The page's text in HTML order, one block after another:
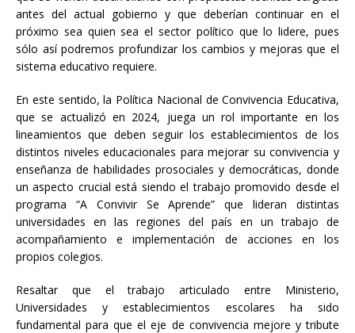
antes del actual gobierno y que deberían continuar en el
próximo sea quien sea el sector político que lo lidere, pues
sólo así podremos profundizar los cambios y mejoras que el
sistema educativo requiere.
En este sentido, la Política Nacional de Convivencia Educativa,
que se actualizó en 2024, juega un rol importante en los
lineamientos que deben seguir los establecimientos de los
distintos niveles educacionales para mejorar su convivencia y
enseñanza de habilidades prosociales y democráticas, donde
un aspecto crucial está siendo el trabajo promovido desde el
programa “A Convivir Se Aprende” que lideran distintas
universidades en las regiones del país en un trabajo de
acompañamiento e implementación de acciones en los
propios colegios.
Resaltar que el trabajo articulado entre Ministerio,
Universidades y establecimientos escolares ha sido
fundamental para que el eje de convivencia mejore y tribute